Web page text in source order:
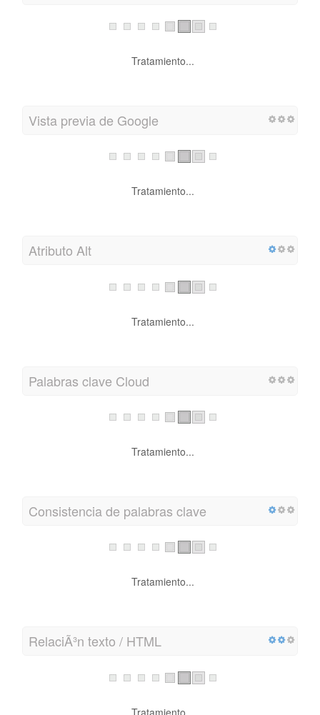
Tratamiento...
Vista previa de Google
Tratamiento...
Atributo Alt
Tratamiento...
Palabras clave Cloud
Tratamiento...
Consistencia de palabras clave
Tratamiento...
RelaciÃ³n texto / HTML
Tratamiento...